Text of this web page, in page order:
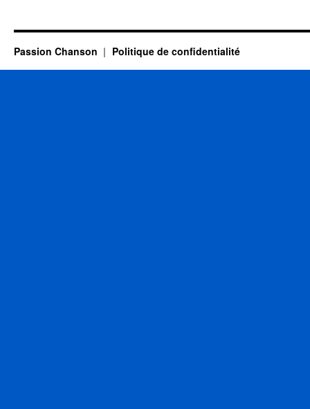
Passion Chanson Politique de confidentialité